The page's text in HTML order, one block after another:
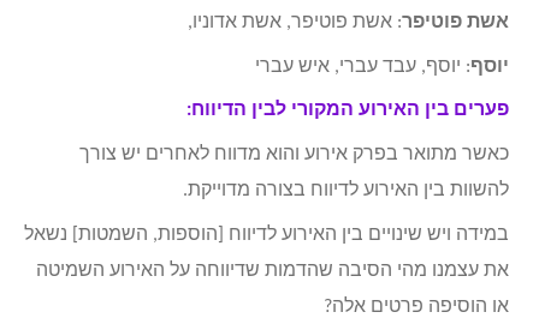
אשת פוטיפר: אשת פוטיפר, אשת אדוניו,
יוסף: יוסף, עבד עברי, איש עברי
פערים בין האירוע המקורי לבין הדיווח:
כאשר מתואר בפרק אירוע והוא מדווח לאחרים יש צורך
להשוות בין האירוע לדיווח בצורה מדוייקת.
במידה ויש שינויים בין האירוע לדיווח [הוספות, השמטות] נשאל
את עצמנו מהי הסיבה שהדמות שדיווחה על האירוע השמיטה
או הוסיפה פרטים אלה?